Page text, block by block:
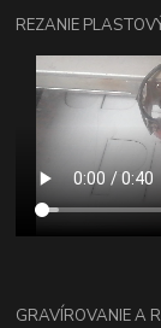
REZANIE
GRAVÍROVANIE A